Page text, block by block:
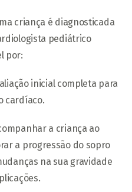
criança é diagnosticada
pediátrico
por:
inicial completa para
cardíaco.
a criança ao
a progressão do sopro
na sua gravidade